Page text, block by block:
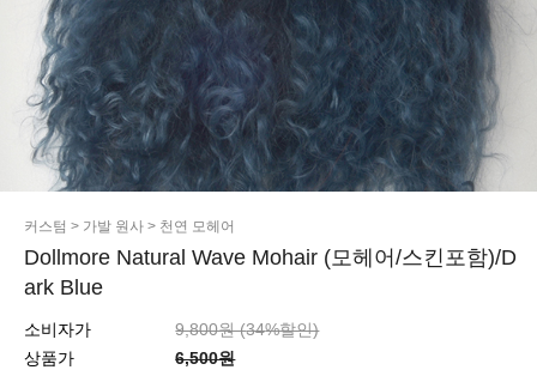
커스텀 > 가발 원사 > 천연 모헤어
Dollmore Natural Wave Mohair (모헤어/스킨포함)/D
ark Blue
소비자가 9,800원 (34%할인)
상품가
6,500원